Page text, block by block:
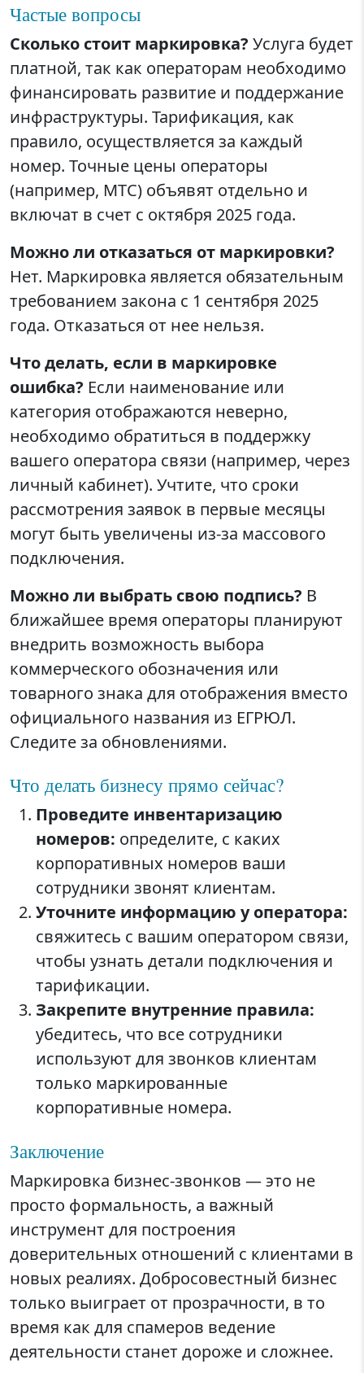
Частые вопросы
Сколько стоит маркировка? Услуга будет
платной, так как операторам необходимо
финансировать развитие и поддержание
инфраструктуры. Тарификация, как
правило, осуществляется за каждый
номер. Точные цены операторы
(например, МТС) объявят отдельно и
включат в счет с октября 2025 года.
Можно ли отказаться от маркировки?
Нет. Маркировка является обязательным
требованием закона с 1 сентября 2025
года. Отказаться от нее нельзя.
Что делать, если в маркировке
ошибка? Если наименование или
категория отображаются неверно,
необходимо обратиться в поддержку
вашего оператора связи (например, через
личный кабинет). Учтите, что сроки
рассмотрения заявок в первые месяцы
могут быть увеличены из-за массового
подключения.
Можно ли выбрать свою подпись? В
ближайшее время операторы планируют
внедрить возможность выбора
коммерческого обозначения или
товарного знака для отображения вместо
официального названия из ЕГРЮЛ.
Следите за обновлениями.
Что делать бизнесу прямо сейчас?
Проведите инвентаризацию
номеров: определите, с каких
корпоративных номеров ваши
сотрудники звонят клиентам.
Уточните информацию у оператора:
свяжитесь с вашим оператором связи,
чтобы узнать детали подключения и
тарификации.
Закрепите внутренние правила:
убедитесь, что все сотрудники
используют для звонков клиентам
только маркированные
корпоративные номера.
Заключение
Маркировка бизнес-звонков — это не
просто формальность, а важный
инструмент для построения
доверительных отношений с клиентами в
новых реалиях. Добросовестный бизнес
только выиграет от прозрачности, в то
время как для спамеров ведение
деятельности станет дороже и сложнее.